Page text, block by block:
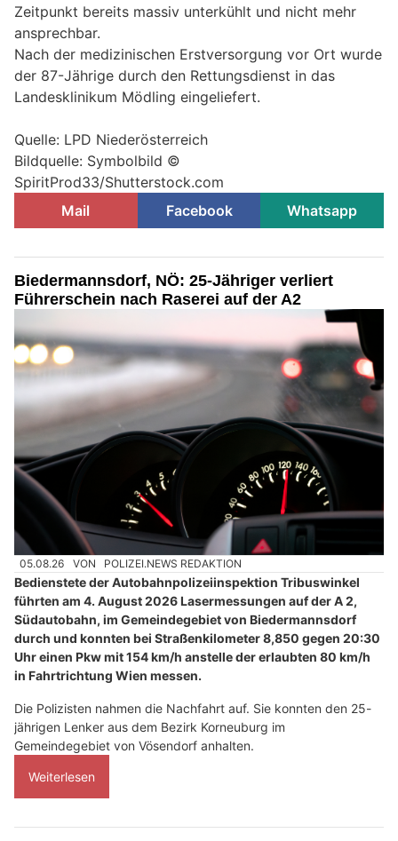
Zeitpunkt bereits massiv unterkühlt und nicht mehr
ansprechbar.
Nach der medizinischen Erstversorgung vor Ort wurde
der 87-Jährige durch den Rettungsdienst in das
Landesklinikum Mödling eingeliefert.
Quelle: LPD Niederösterreich
Bildquelle: Symbolbild ©
SpiritProd33/Shutterstock.com
Mail
Facebook Whatsapp
Biedermannsdorf, NÖ: 25-Jähriger verliert
Führerschein nach Raserei auf der A2
05.08.26 VON POLIZEI.NEWS REDAKTION
Bedienstete der Autobahnpolizeiinspektion Tribuswinkel
führten am 4. August 2026 Lasermessungen auf der A 2,
Südautobahn, im Gemeindegebiet von Biedermannsdorf
durch und konnten bei Straßenkilometer 8,850 gegen 20:30
Uhr einen Pkw mit 154 km/h anstelle der erlaubten 80 km/h
in Fahrtrichtung Wien messen.
Die Polizisten nahmen die Nachfahrt auf. Sie konnten den 25-
jährigen Lenker aus dem Bezirk Korneuburg im
Gemeindegebiet von Vösendorf anhalten.
Weiterlesen